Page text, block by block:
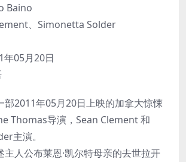
Baino
、Simonetta Solder
年05月20日
部2011年05月20日上映的加拿大惊悚
Thomas导演，Sean Clement 和
主演。
主人公布莱恩·凯尔特母亲的去世拉开